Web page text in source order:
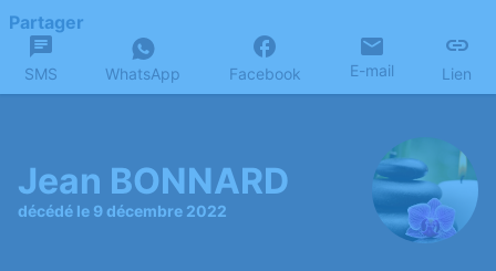
Partager
SMS WhatsApp Facebook E-mail Lien
Jean BONNARD
décédé le 9 décembre 2022